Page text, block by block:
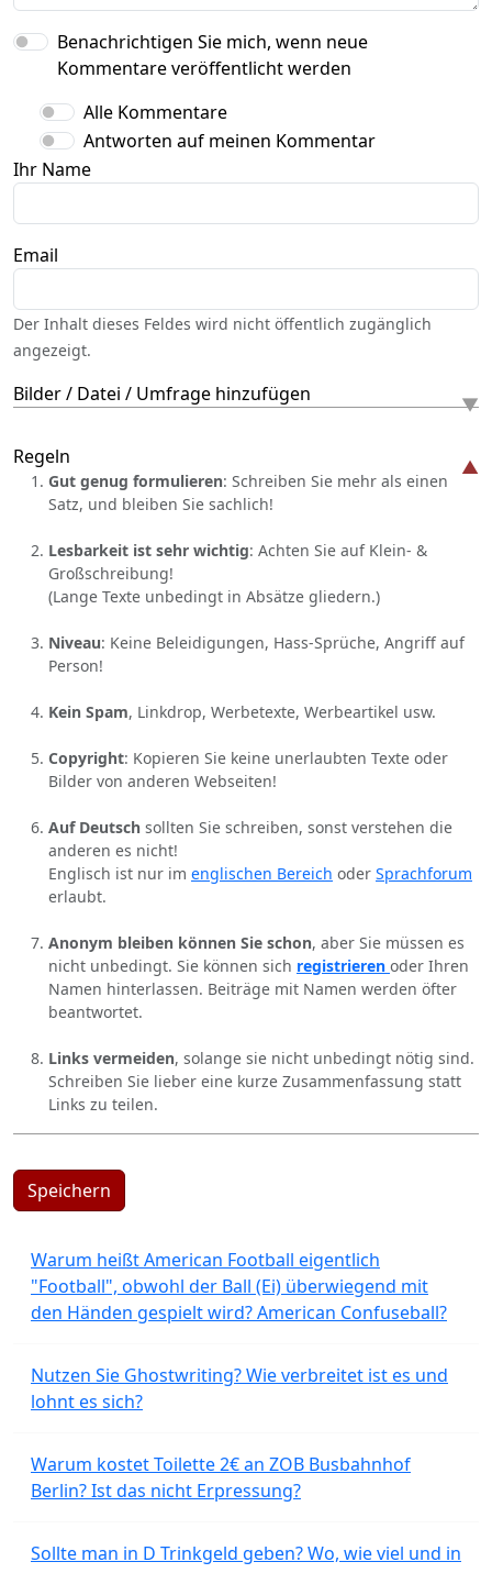
Benachrichtigen Sie mich, wenn neue
Kommentare veröffentlicht werden
Alle Kommentare
Antworten auf meinen Kommentar
Ihr Name
Email
Der Inhalt dieses Feldes wird nicht öffentlich zugänglich
angezeigt.
Bilder / Datei / Umfrage hinzufügen
Regeln
Gut genug formulieren: Schreiben Sie mehr als einen
Satz, und bleiben Sie sachlich!
Lesbarkeit ist sehr wichtig: Achten Sie auf Klein- &
Großschreibung!
(Lange Texte unbedingt in Absätze gliedern.)
Niveau: Keine Beleidigungen, Hass-Sprüche, Angriff auf
Person!
Kein Spam, Linkdrop, Werbetexte, Werbeartikel usw.
Copyright: Kopieren Sie keine unerlaubten Texte oder
Bilder von anderen Webseiten!
Auf Deutsch sollten Sie schreiben, sonst verstehen die
anderen es nicht!
Englisch ist nur im englischen Bereich oder Sprachforum
erlaubt.
Anonym bleiben können Sie schon, aber Sie müssen es
nicht unbedingt. Sie können sich registrieren oder Ihren
Namen hinterlassen. Beiträge mit Namen werden öfter
beantwortet.
Links vermeiden, solange sie nicht unbedingt nötig sind.
Schreiben Sie lieber eine kurze Zusammenfassung statt
Links zu teilen.
Speichern
Warum heißt American Football eigentlich
"Football", obwohl der Ball (Ei) überwiegend mit
den Händen gespielt wird? American Confuseball?
Nutzen Sie Ghostwriting? Wie verbreitet ist es und
lohnt es sich?
Warum kostet Toilette 2€ an ZOB Busbahnhof
Berlin? Ist das nicht Erpressung?
Sollte man in D Trinkgeld geben? Wo, wie viel und in